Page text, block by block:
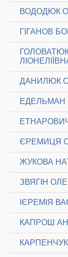
ВОДОДЮК
ГІГАНОВ
ДАНИЛЮК
ЕДЕЛЬМАН
ЄРЕМИЦЯ
ЖУКОВА
ЗВЯГІН
ІЄРЕМІЯ
КАПРОШ